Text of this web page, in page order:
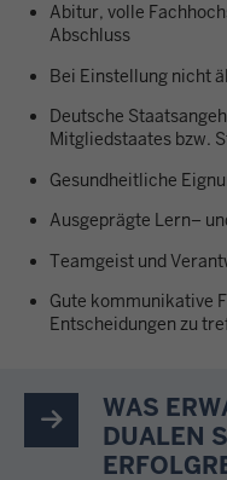
Abitur, volle
Abschluss
Bei Einstellung nicht
Deutsche
Mitgliedstaates bzw.
Gesundheitliche
Ausgeprägte Lern–
Teamgeist und
Gute kommunikative
Entscheidungen zu
WAS
DUALEN